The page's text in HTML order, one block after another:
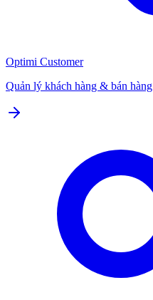
Optimi Customer
Quản lý khách hàng & bán hàng